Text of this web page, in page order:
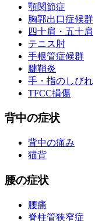
顎関節症
胸郭出口症候群
四十肩・五十肩
テニス肘
手根管症候群
腱鞘炎
手・指のしびれ
TFCC損傷
背中の症状
背中の痛み
猫背
腰の症状
腰痛
脊柱管狭窄症